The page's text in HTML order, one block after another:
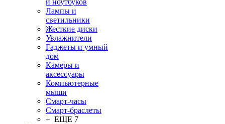
и ноутбуков
Лампы и
светильники
Жесткие диски
Увлажнители
Гаджеты и умный
дом
Камеры и
аксессуары
Компьютерные
мыши
Смарт-часы
Смарт-браслеты
+ ЕЩЕ 7